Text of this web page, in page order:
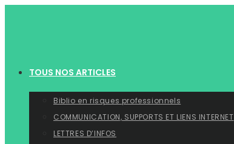
TOUS NOS ARTICLES
Biblio en risques professionnels
COMMUNICATION, SUPPORTS ET LIENS INTERNET
LETTRES D’INFOS